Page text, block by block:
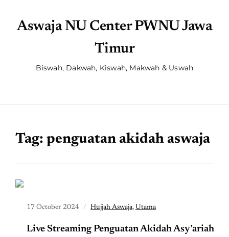
Aswaja NU Center PWNU Jawa
Timur
Biswah, Dakwah, Kiswah, Makwah & Uswah
Tag: penguatan akidah aswaja
17 October 2024 Hujjah Aswaja, Utama
Live Streaming Penguatan Akidah Asy’ariah